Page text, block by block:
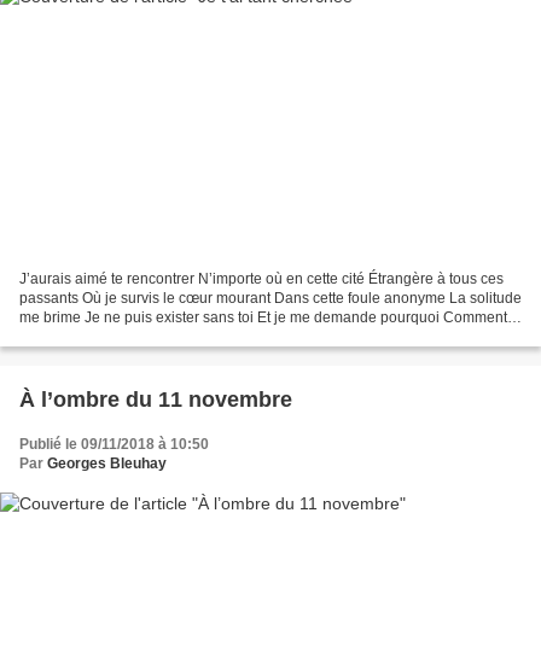
J’aurais aimé te rencontrer N’importe où en cette cité Étrangère à tous ces
passants Où je survis le cœur mourant Dans cette foule anonyme La solitude
me brime Je ne puis exister sans toi Et je me demande pourquoi Comment
À l’ombre du 11 novembre
Publié le 09/11/2018 à 10:50
Par Georges Bleuhay